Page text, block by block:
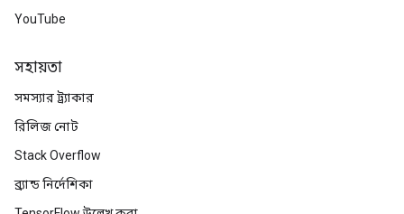
YouTube
সহায়তা
সমস্যার ট্র্যাকার
রিলিজ নোট
Stack Overflow
ব্র্যান্ড নির্দেশিকা